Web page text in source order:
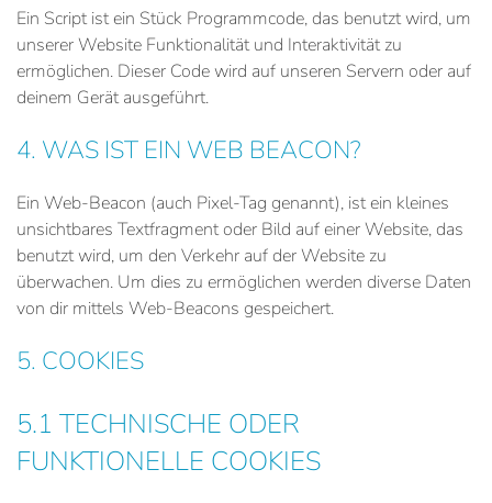
Ein Script ist ein Stück Programmcode, das benutzt wird, um
unserer Website Funktionalität und Interaktivität zu
ermöglichen. Dieser Code wird auf unseren Servern oder auf
deinem Gerät ausgeführt.
4. WAS IST EIN WEB BEACON?
Ein Web-Beacon (auch Pixel-Tag genannt), ist ein kleines
unsichtbares Textfragment oder Bild auf einer Website, das
benutzt wird, um den Verkehr auf der Website zu
überwachen. Um dies zu ermöglichen werden diverse Daten
von dir mittels Web-Beacons gespeichert.
5. COOKIES
5.1 TECHNISCHE ODER
FUNKTIONELLE COOKIES